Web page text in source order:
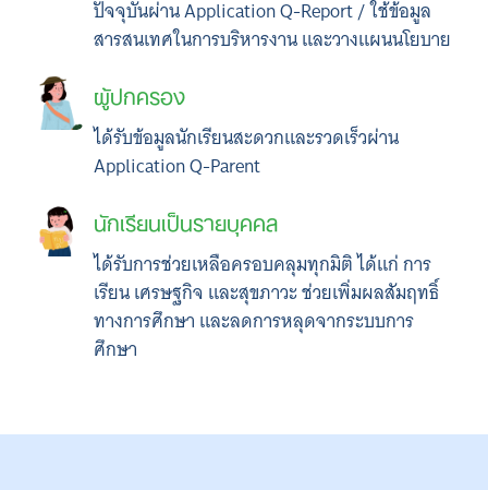
ปัจจุบันผ่าน Application Q-Report / ใช้ข้อมูล
สารสนเทศในการบริหารงาน และวางแผนนโยบาย
ผู้ปกครอง
ได้รับข้อมูลนักเรียนสะดวกและรวดเร็วผ่าน
Application Q-Parent
นักเรียนเป็นรายบุคคล
ได้รับการช่วยเหลือครอบคลุมทุกมิติ ได้แก่ การ
เรียน เศรษฐกิจ และสุขภาวะ ช่วยเพิ่มผลสัมฤทธิ์
ทางการศึกษา และลดการหลุดจากระบบการ
ศึกษา